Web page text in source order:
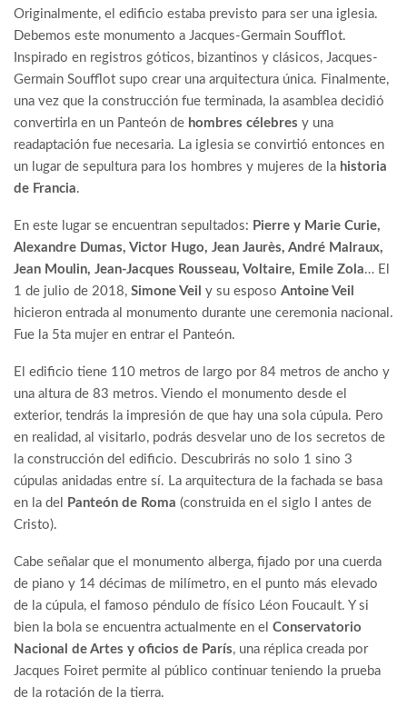
Originalmente, el edificio estaba previsto para ser una iglesia.
Debemos este monumento a Jacques-Germain Soufflot.
Inspirado en registros góticos, bizantinos y clásicos, Jacques-
Germain Soufflot supo crear una arquitectura única. Finalmente,
una vez que la construcción fue terminada, la asamblea decidió
convertirla en un Panteón de hombres célebres y una
readaptación fue necesaria. La iglesia se convirtió entonces en
un lugar de sepultura para los hombres y mujeres de la historia
de Francia.
En este lugar se encuentran sepultados: Pierre y Marie Curie,
Alexandre Dumas, Victor Hugo, Jean Jaurès, André Malraux,
Jean Moulin, Jean-Jacques Rousseau, Voltaire, Emile Zola… El
1 de julio de 2018, Simone Veil y su esposo Antoine Veil
hicieron entrada al monumento durante une ceremonia nacional.
Fue la 5ta mujer en entrar el Panteón.
El edificio tiene 110 metros de largo por 84 metros de ancho y
una altura de 83 metros. Viendo el monumento desde el
exterior, tendrás la impresión de que hay una sola cúpula. Pero
en realidad, al visitarlo, podrás desvelar uno de los secretos de
la construcción del edificio. Descubrirás no solo 1 sino 3
cúpulas anidadas entre sí. La arquitectura de la fachada se basa
en la del
Panteón de Roma (construida en el siglo I antes de
Cristo).
Cabe señalar que el monumento alberga, fijado por una cuerda
de piano y 14 décimas de milímetro, en el punto más elevado
de la cúpula, el famoso péndulo de físico Léon Foucault. Y si
bien la bola se encuentra actualmente en el Conservatorio
Nacional de Artes y oficios de París, una réplica creada por
Jacques Foiret permite al público continuar teniendo la prueba
de la rotación de la tierra.